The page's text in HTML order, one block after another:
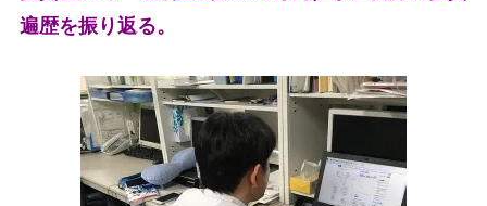
遍歴を振り返る。